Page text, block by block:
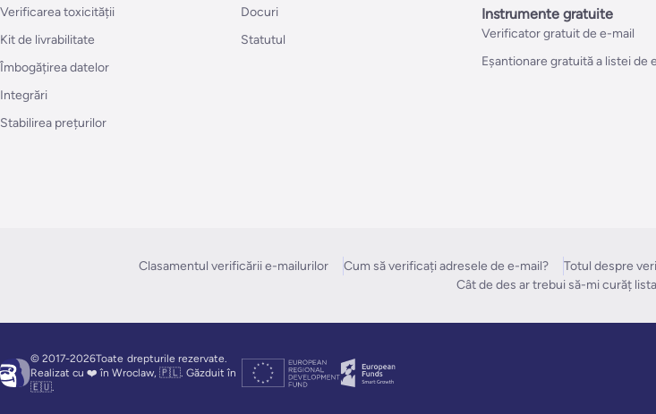
Verificarea toxicității
Kit de livrabilitate
Îmbogățirea datelor
Integrări
Stabilirea prețurilor
Docuri
Statutul
Instrumente gratuite
Verificator gratuit de e-mail
Eșantionare gratuită a listei de
Clasamentul verificării e-mailurilor Cum să verificați adresele de e-mail? Totul despre
Cât de des ar trebui să-mi curăț
© 2017-2026Toate drepturile rezervate.
Realizat cu ❤️ în Wroclaw, 🇵🇱. Găzduit în
🇪🇺.